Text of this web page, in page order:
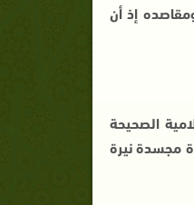
إذ أن
الصحيحة
مجسدة نيرة